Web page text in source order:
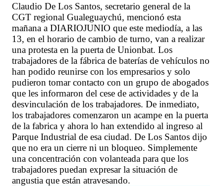
Claudio De Los Santos, secretario general de la
CGT regional Gualeguaychú, mencionó esta
mañana a DIARIOJUNIO que este mediodía, a las
13, en el horario de cambio de turno, van a realizar
una protesta en la puerta de Unionbat. Los
trabajadores de la fábrica de baterías de vehículos no
han podido reunirse con los empresarios y solo
pudieron tomar contacto con un grupo de abogados
que les informaron del cese de actividades y de la
desvinculación de los trabajadores. De inmediato,
los trabajadores comenzaron un acampe en la puerta
de la fabrica y ahora lo han extendido al ingreso al
Parque Industrial de esa ciudad. De Los Santos dijo
que no era un cierre ni un bloqueo. Simplemente
una concentración con volanteada para que los
trabajadores puedan expresar la situación de
angustia que están atravesando.